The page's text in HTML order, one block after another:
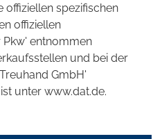
offiziellen spezifischen
offiziellen
entnommen
und bei der
GmbH'
unter www.dat.de.